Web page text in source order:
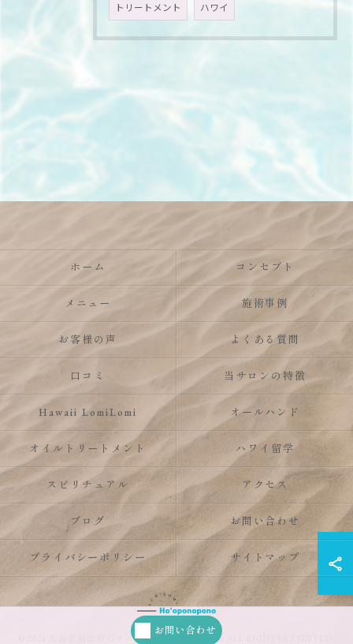
トリートメント ハワイ
お問い合わせ
ホーム コンセプト
メニュー 施術事例
お客様の声 よくある質問
口コミ 当サロンの特徴
Hawaii LomiLomi オールハンド
オイルトリートメント ハワイ留学
スピリチュアル アクセス
ブログ お問い合わせ
プライバシーポリシー サイトマップ
© 2026 広島県福山市のサロンならHo’oponopono ALL RIGHTS RESERVED.